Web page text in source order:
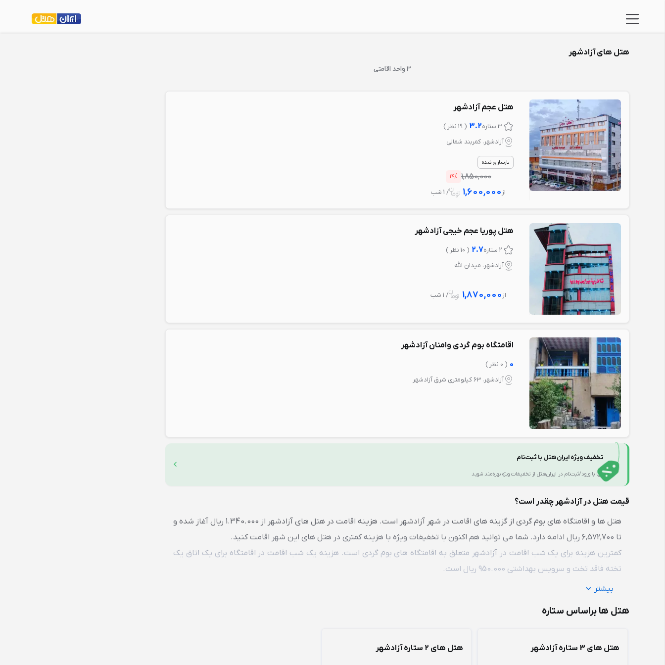
هتل های آزادشهر
3 واحد اقامتی
هتل عجم آزادشهر
3 ستاره 3.2 ( 19 نظر )
آزادشهر، کمربند شمالی
بازسازی شده
1,850,000
%
14
از 1,600,000 / 1 شب
هتل پوریا عجم خیجی آزادشهر
2 ستاره 2.7 ( 10 نظر )
آزادشهر، میدان الله
از 1,870,000 / 1 شب
اقامتگاه بوم گردی وامنان آزادشهر
0 ( 0 نظر )
آزادشهر، 63 کیلومتری شرق آزادشهر
تخفیف ویژه ایران‌هتل با ثبت‌نام
تنها با ورود/ثبت‌نام در ایران‌هتل از تخفیفات ویژه بهره‌مند شوید
قیمت هتل در آزادشهر چقدر است؟
هتل ها و اقامتگاه های بوم گردی از گزینه های اقامت در شهر آزادشهر است. هزینه اقامت در هتل های آزادشهر از 1.340.000 ریال آغاز شده و
تا 6,572,700 ریال ادامه دارد. شما می توانید هم اکنون با تخفیفات ویژه با هزینه کمتری در هتل های این شهر اقامت کنید.
کمترین هزینه برای یک شب اقامت در آزادشهر متعلق به اقامتگاه های بوم گردی است. هزینه یک شب اقامت در اقامتگاه برای یک اتاق یک
تخته فاقد تخت و سرویس بهداشتی 950.000 ریال است.
بیشتر
هتل ها براساس ستاره
هتل های 3 ستاره آزادشهر هتل های 2 ستاره آزادشهر